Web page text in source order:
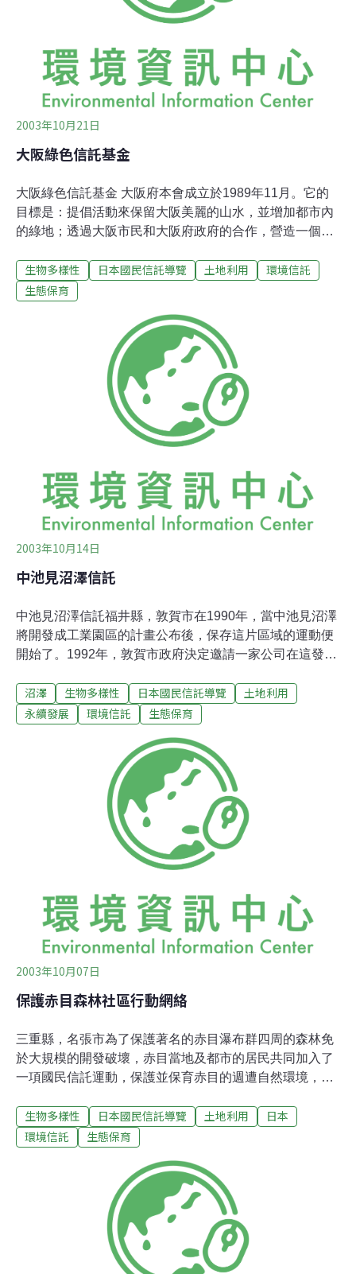
現正興建兩間樹苗培育中心。
2003年10月21日
大阪綠色信託基金
大阪綠色信託基金 大阪府本會成立於1989年11月。它的
目標是：提倡活動來保留大阪美麗的山水，並增加都市內
的綠地；透過大阪市民和大阪府政府的合作，營造一個更
列出的2筆土地資產、保護濕地、提供部份保育經費給大
阪府內5個保護協議下的環境保育區、經營「綠色人才銀
大眾意識等等。1990年9月，本會認證成為特定公眾組
織，以提高大眾保護自然環境的興趣。1996年2月，在
「森林發展促進法」下，本會被指定為主導籌募「綠色基
金」行動的法人團體。我們將一直致力於：為「三草山的
綠小灰蝶雜木林」及「和泉葛城山的山毛櫸林」提倡國民
信託計畫。增加信託資產及會員數，來保存珍貴的自然環
生物多樣性 日本國民信託導覽 土地利用
環境信託
生態保育
2003年10月14日
中池見沼澤信託
中池見沼澤信託福井縣，敦賀市在1990年，當中池見沼澤
將開發成工業園區的計畫公布後，保存這片區域的運動便
開始了。1992年，敦賀市政府決定邀請一家公司在這發展
發，當地的環保團體（綠水會、敦賀草根會、將中池見沼
地留給後代婦女會、中池見溪波拉會）結合成一股全面的
託（源五郎之里基金委員會），並開始國民信託計劃。五
條溪水流過的中池見地區，有青魚群游著，在初夏之夜也
可看見螢火蟲。這是片會讓你感到莫名自在的懷舊景觀。
中池見沼澤鄰近於海拔50公尺的敦賀市區，位於一個深盆
地中。它的外觀是個特殊的口袋型沉積山谷。這片區域能
以約25公頃的沼澤地留存下來是很令人驚訝的。直到實施
稻田削減國策為止，整個中池見地區都曾是稻田。
沼澤 生物多樣性 日本國民信託導覽
土地利用
永續發展
環境信託 生態保育
2003年10月07日
保護赤目森林社區行動網絡
三重縣，名張市為了保護著名的赤目瀑布群四周的森林免
於大規模的開發破壞，赤目當地及都市的居民共同加入了
一項國民信託運動，保護並保育赤目的週遭自然環境，並
約的方式，將休耕的稻田改建成「給蜻蜓的池塘」，以創
造生物棲域。1999年4月，本會被認證為三重縣第一個特
個瀑布）是關西地區有名的自然美景，並被選為日本百大
秀麗瀑布之一。由於，大阪市中心距離瀑布所在的名張市
僅需1小時火車車程。這裡大部份周邊的山丘已被開發為
住宅區，並建有數個高爾夫球場。在這樣的情況下，僅存
在都市週邊唯一的自然環境就是赤目森林，該區約有200
公頃，分屬400位不同的地主。這片森林未經開發，也未
生物多樣性 日本國民信託導覽 土地利用
日本
環境信託
生態保育